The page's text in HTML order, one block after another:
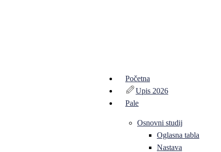
Početna
Upis 2026
Pale
Osnovni studij
Oglasna tabla
Nastava